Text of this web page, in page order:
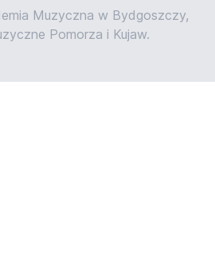
Muzyczna w Bydgoszczy,
Pomorza i Kujaw.